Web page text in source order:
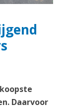
Daarvoor